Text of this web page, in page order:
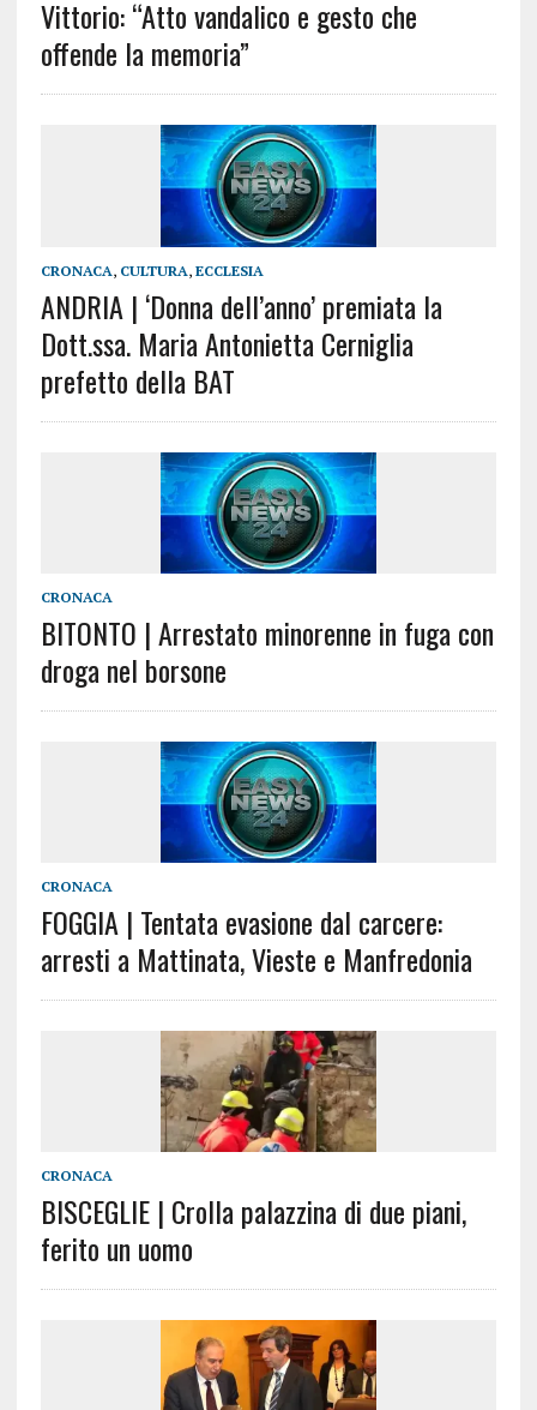
Vittorio: “Atto vandalico e gesto che
offende la memoria”
CRONACA, CULTURA, ECCLESIA
ANDRIA | ‘Donna dell’anno’ premiata la
Dott.ssa. Maria Antonietta Cerniglia
prefetto della BAT
CRONACA
BITONTO | Arrestato minorenne in fuga con
droga nel borsone
CRONACA
FOGGIA | Tentata evasione dal carcere:
arresti a Mattinata, Vieste e Manfredonia
CRONACA
BISCEGLIE | Crolla palazzina di due piani,
ferito un uomo